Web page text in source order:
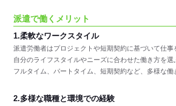
派遣で働くメリット
1.柔軟なワークスタイル
派遣労働者はプロジェクトや短期契約に基づいて仕事
自分のライフスタイルやニーズに合わせた働き方を選
フルタイム、パートタイム、短期契約など、多様な働
2.多様な職種と環境での経験